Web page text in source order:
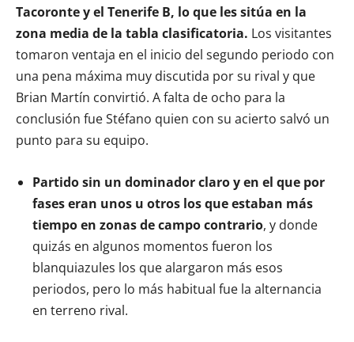
Tacoronte y el Tenerife B, lo que les sitúa en la
zona media de la tabla clasificatoria. Los visitantes
tomaron ventaja en el inicio del segundo periodo con
una pena máxima muy discutida por su rival y que
Brian Martín convirtió. A falta de ocho para la
conclusión fue Stéfano quien con su acierto salvó un
punto para su equipo.
Partido sin un dominador claro y en el que por
fases eran unos u otros los que estaban más
tiempo en zonas de campo contrario, y donde
quizás en algunos momentos fueron los
blanquiazules los que alargaron más esos
periodos, pero lo más habitual fue la alternancia
en terreno rival.